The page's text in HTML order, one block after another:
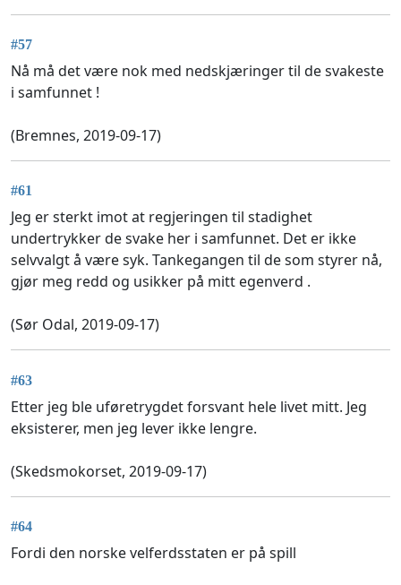
#57
Nå må det være nok med nedskjæringer til de svakeste
i samfunnet !
(Bremnes, 2019-09-17)
#61
Jeg er sterkt imot at regjeringen til stadighet
undertrykker de svake her i samfunnet. Det er ikke
selvvalgt å være syk. Tankegangen til de som styrer nå,
gjør meg redd og usikker på mitt egenverd .
(Sør Odal, 2019-09-17)
#63
Etter jeg ble uføretrygdet forsvant hele livet mitt. Jeg
eksisterer, men jeg lever ikke lengre.
(Skedsmokorset, 2019-09-17)
#64
Fordi den norske velferdsstaten er på spill